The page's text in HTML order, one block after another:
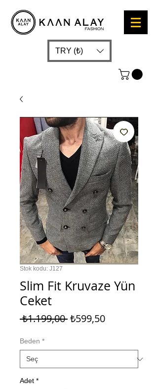
TRY (₺)
Stok kodu: J127
Slim Fit Kruvaze Yün
Ceket
₺1.199,00 Normal
₺599,50İndirimli
Beden *
Adet *